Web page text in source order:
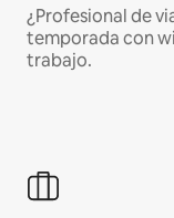
¿Profesional de
temporada con
trabajo.